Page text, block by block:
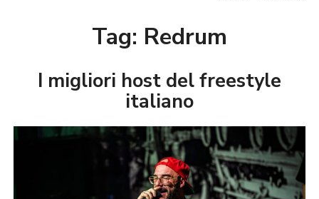
Tag: Redrum
I migliori host del freestyle
italiano